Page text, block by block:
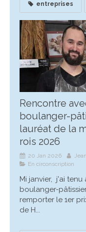
entreprises
Rencontre
boulanger-
lauréat de la
rois 2026
20 Jan 2026
En circonscription
Mi janvier, j'ai tenu
boulanger-
remporter le 1er
de H...